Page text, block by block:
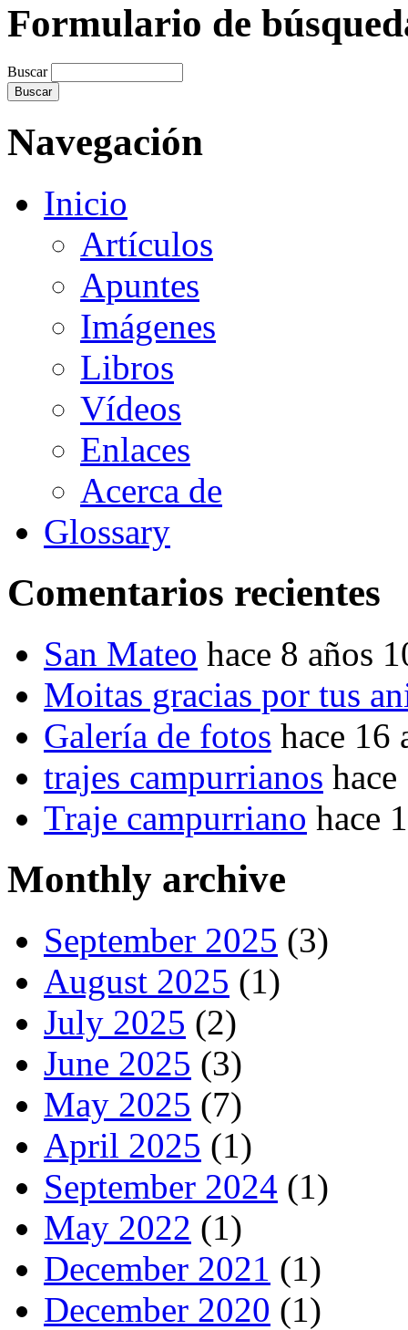
Formulario de
Buscar
Navegación
Inicio
Artículos
Apuntes
Imágenes
Libros
Vídeos
Enlaces
Acerca de
Glossary
Comentarios recientes
San Mateo hace 8 años
Moitas gracias por tus
Galería de fotos hace 16
trajes campurrianos
Traje campurriano hace
Monthly archive
September 2025 (3)
August 2025 (1)
July 2025 (2)
June 2025 (3)
May 2025 (7)
April 2025 (1)
September 2024 (1)
May 2022 (1)
December 2021 (1)
December 2020 (1)